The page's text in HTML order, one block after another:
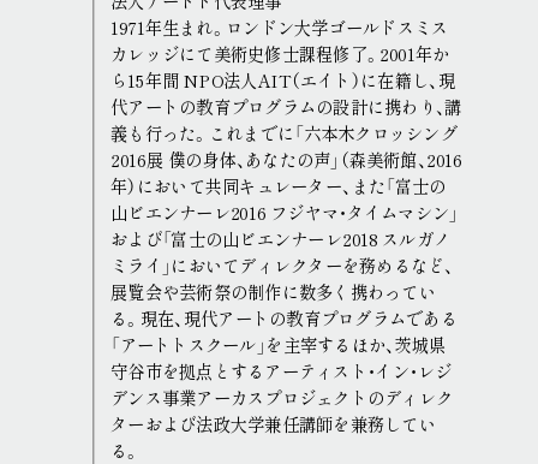
1971年生まれ。ロンドン大学ゴールドスミス
カレッジにて美術史修士課程修了。2001年か
ら15年間 NPO法人AIT（エイト）に在籍し、現
代アートの教育プログラムの設計に携わり、講
義も行った。これまでに「六本木クロッシング
2016展 僕の身体、あなたの声」（森美術館、2016
年）において共同キュレーター、また「富士の
山ビエンナーレ2016 フジヤマ・タイムマシン」
および「富士の山ビエンナーレ2018 スルガノ
ミライ」においてディレクターを務めるなど、
展覧会や芸術祭の制作に数多く携わってい
る。現在、現代アートの教育プログラムである
「アートトスクール」を主宰するほか、茨城県
守谷市を拠点とするアーティスト・イン・レジ
デンス事業アーカスプロジェクトのディレク
ターおよび法政大学兼任講師を兼務してい
る。